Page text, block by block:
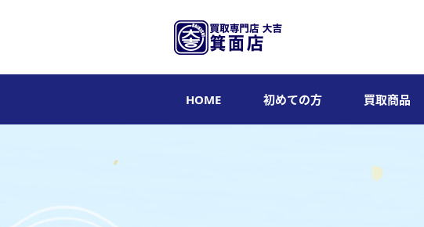
HOME 初めての方 買取商品